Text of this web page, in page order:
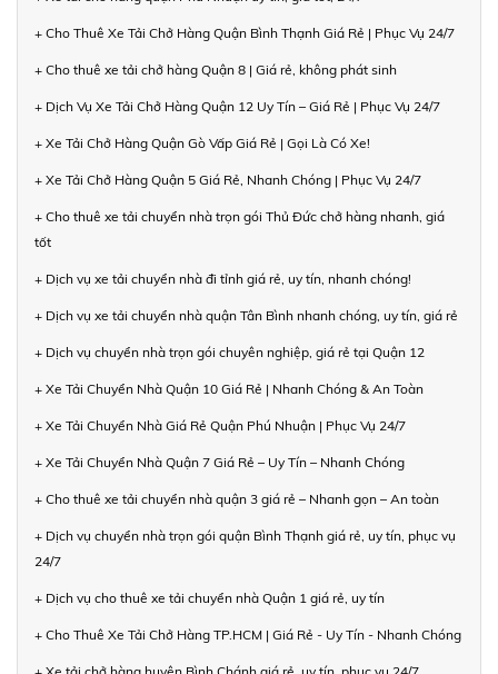
+ Cho Thuê Xe Tải Chở Hàng Quận Bình Thạnh Giá Rẻ | Phục Vụ 24/7
+ Cho thuê xe tải chở hàng Quận 8 | Giá rẻ, không phát sinh
+ Dịch Vụ Xe Tải Chở Hàng Quận 12 Uy Tín – Giá Rẻ | Phục Vụ 24/7
+ Xe Tải Chở Hàng Quận Gò Vấp Giá Rẻ | Gọi Là Có Xe!
+ Xe Tải Chở Hàng Quận 5 Giá Rẻ, Nhanh Chóng | Phục Vụ 24/7
+ Cho thuê xe tải chuyển nhà trọn gói Thủ Đức chở hàng nhanh, giá
tốt
+ Dịch vụ xe tải chuyển nhà đi tỉnh giá rẻ, uy tín, nhanh chóng!
+ Dịch vụ xe tải chuyển nhà quận Tân Bình nhanh chóng, uy tín, giá rẻ
+ Dịch vụ chuyển nhà trọn gói chuyên nghiệp, giá rẻ tại Quận 12
+ Xe Tải Chuyển Nhà Quận 10 Giá Rẻ | Nhanh Chóng & An Toàn
+ Xe Tải Chuyển Nhà Giá Rẻ Quận Phú Nhuận | Phục Vụ 24/7
+ Xe Tải Chuyển Nhà Quận 7 Giá Rẻ – Uy Tín – Nhanh Chóng
+ Cho thuê xe tải chuyển nhà quận 3 giá rẻ – Nhanh gọn – An toàn
+ Dịch vụ chuyển nhà trọn gói quận Bình Thạnh giá rẻ, uy tín, phục vụ
24/7
+ Dịch vụ cho thuê xe tải chuyển nhà Quận 1 giá rẻ, uy tín
+ Cho Thuê Xe Tải Chở Hàng TP.HCM | Giá Rẻ - Uy Tín - Nhanh Chóng